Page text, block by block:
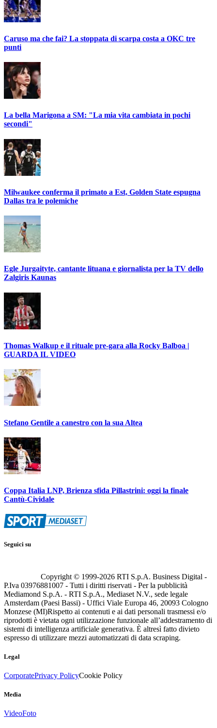
Caruso ma che fai? La stoppata di scarpa costa a OKC tre
punti
La bella Marigona a SM: "La mia vita cambiata in pochi
secondi"
Milwaukee conferma il primato a Est, Golden State espugna
Dallas tra le polemiche
Egle Jurgaityte, cantante lituana e giornalista per la TV dello
Zalgiris Kaunas
Thomas Walkup e il rituale pre-gara alla Rocky Balboa |
GUARDA IL VIDEO
Stefano Gentile a canestro con la sua Altea
Coppa Italia LNP, Brienza sfida Pillastrini: oggi la finale
Cantù-Cividale
Seguici su
Copyright © 1999-2026 RTI S.p.A. Business Digital -
P.Iva 03976881007 - Tutti i diritti riservati - Per la pubblicità
Mediamond S.p.A. - RTI S.p.A., Mediaset N.V., sede legale
Amsterdam (Paesi Bassi) - Uffici Viale Europa 46, 20093 Cologno
Monzese (MI)Rispetto ai contenuti e ai dati personali trasmessi e/o
riprodotti è vietata ogni utilizzazione funzionale all’addestramento di
sistemi di intelligenza artificiale generativa. È altresì fatto divieto
espresso di utilizzare mezzi automatizzati di data scraping.
Legal
CorporatePrivacy PolicyCookie Policy
Media
VideoFoto